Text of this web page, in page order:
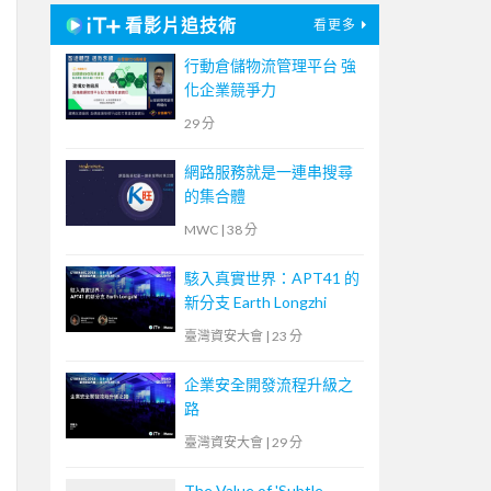
看影片追技術 看更多
行動倉儲物流管理平台 強
化企業競爭力
29 分
網路服務就是一連串搜尋
的集合體
MWC | 38 分
駭入真實世界：APT41 的
新分支 Earth Longzhi
臺灣資安大會 | 23 分
企業安全開發流程升級之
路
臺灣資安大會 | 29 分